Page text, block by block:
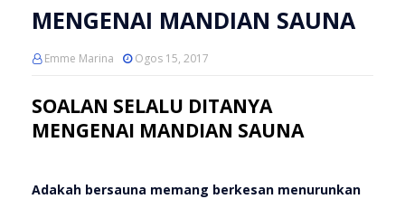
MENGENAI MANDIAN SAUNA
Emme Marina Ogos 15, 2017
SOALAN SELALU DITANYA
MENGENAI MANDIAN SAUNA
Adakah bersauna memang berkesan menurunkan